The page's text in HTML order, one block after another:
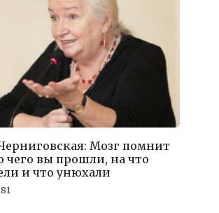
Мозг помнит
чего вы прошли, на что
и что унюхали